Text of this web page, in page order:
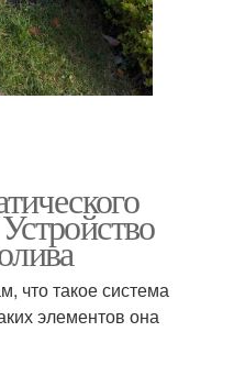
что такое система
элементов она